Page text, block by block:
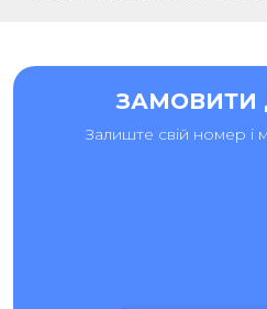
ЗАМОВИТИ
Залиште свій номер і